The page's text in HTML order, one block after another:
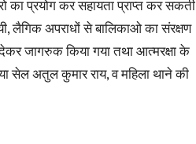
in
प्रयोग कर सहायता प्राप्त कर सकती
लैगिक अपराधों से बालिकाओ का संरक्षण
जागरुक किया गया तथा आत्मरक्षा के
सेल अतुल कुमार राय, व महिला थाने की